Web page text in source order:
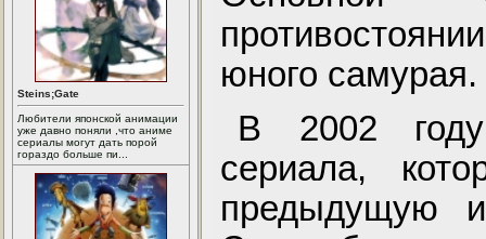
Steins;Gate
Любители японской анимации
уже давно поняли ,что аниме
сериалы могут дать порой
гораздо больше пи...
юного самурая.
В 2002 году
сериала,
предыдущую